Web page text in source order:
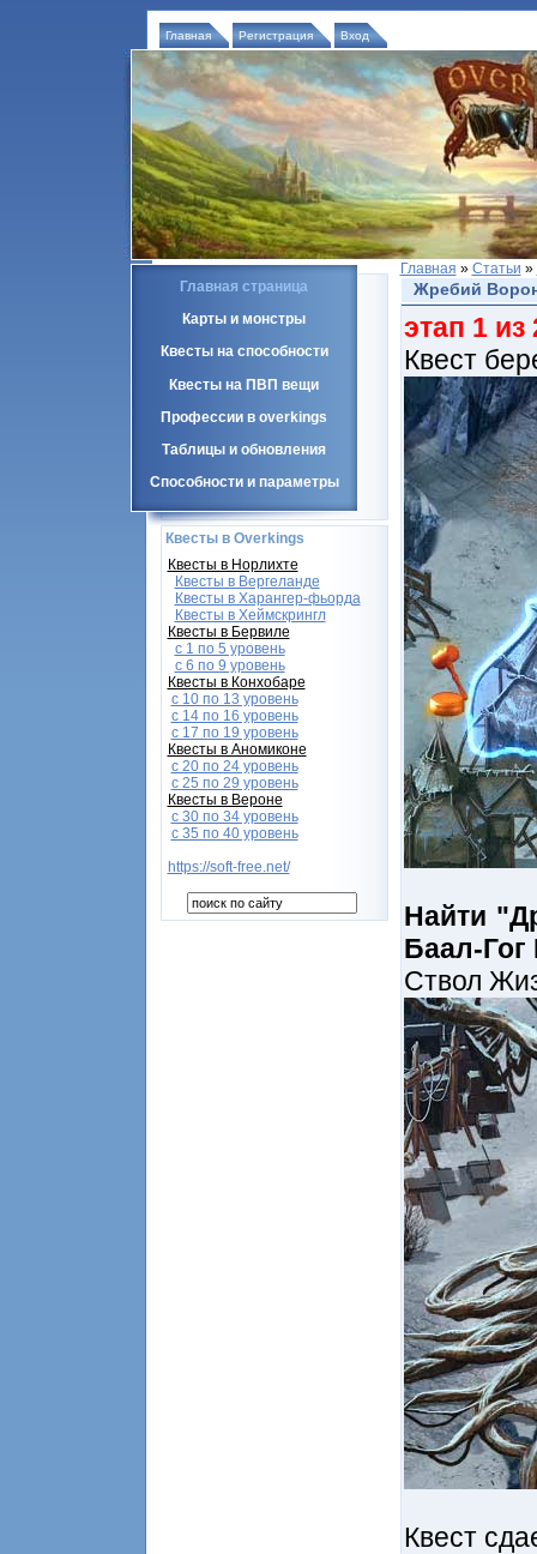
Главная Регистрация Вход
Главная страница
Карты и монстры
Квесты на способности
Квесты на ПВП вещи
Профессии в overkings
Таблицы и обновления
Способности и параметры
Квесты в Overkings
Квесты в Норлихте
Квесты в Вергеланде
Квесты в Харангер-фьорда
Квесты в Хеймскрингл
Квесты в Бервиле
с 1 по 5 уровень
с 6 по 9 уровень
Квесты в Конхобаре
c 10 по 13 уровень
с 14 по 16 уровень
с 17 по 19 уровень
Квесты в Аномиконе
с 20 по 24 уровень
с 25 по 29 уровень
Квесты в Вероне
с 30 по 34 уровень
с 35 по 40 уровень
https://soft-free.net/
Главная » Статьи »
Жребий
этап 1 из
Квест
Найти
Баал-
Ствол
Квест